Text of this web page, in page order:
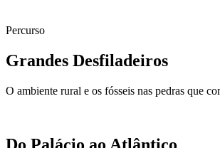
Percurso
Grandes Desfiladeiros
O ambiente rural e os fósseis nas pedras que